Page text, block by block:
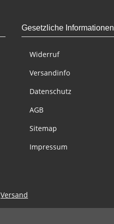
Gesetzliche Informationen
Widerruf
Versandinfo
Datenschutz
AGB
Sitemap
Impressum
Versand